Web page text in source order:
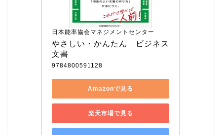
日本能率協会マネジメントセンター
やさしい・かんたん　ビジネス
文書
9784800591128
Amazonで見る
楽天市場で見る